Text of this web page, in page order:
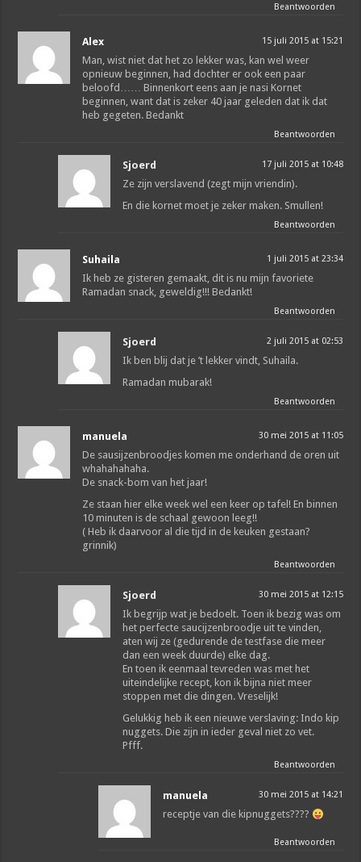
Beantwoorden
Alex 15 juli 2015 at 15:21
Man, wist niet dat het zo lekker was, kan wel weer
opnieuw beginnen, had dochter er ook een paar
beloofd…… Binnenkort eens aan je nasi Kornet
beginnen, want dat is zeker 40 jaar geleden dat ik dat
heb gegeten. Bedankt
Beantwoorden
Sjoerd 17 juli 2015 at 10:48
Ze zijn verslavend (zegt mijn vriendin).
En die kornet moet je zeker maken. Smullen!
Beantwoorden
Suhaila 1 juli 2015 at 23:34
Ik heb ze gisteren gemaakt, dit is nu mijn favoriete
Ramadan snack, geweldig!!! Bedankt!
Beantwoorden
Sjoerd 2 juli 2015 at 02:53
Ik ben blij dat je ’t lekker vindt, Suhaila.
Ramadan mubarak!
Beantwoorden
manuela 30 mei 2015 at 11:05
De sausijzenbroodjes komen me onderhand de oren uit
whahahahaha.
De snack-bom van het jaar!
Ze staan hier elke week wel een keer op tafel! En binnen
10 minuten is de schaal gewoon leeg!!
( Heb ik daarvoor al die tijd in de keuken gestaan?
grinnik)
Beantwoorden
Sjoerd 30 mei 2015 at 12:15
Ik begrijp wat je bedoelt. Toen ik bezig was om
het perfecte saucijzenbroodje uit te vinden,
aten wij ze (gedurende de testfase die meer
dan een week duurde) elke dag.
En toen ik eenmaal tevreden was met het
uiteindelijke recept, kon ik bijna niet meer
stoppen met die dingen. Vreselijk!
Gelukkig heb ik een nieuwe verslaving: Indo kip
nuggets. Die zijn in ieder geval niet zo vet.
Pfff.
Beantwoorden
manuela 30 mei 2015 at 14:21
receptje van die kipnuggets????
Beantwoorden